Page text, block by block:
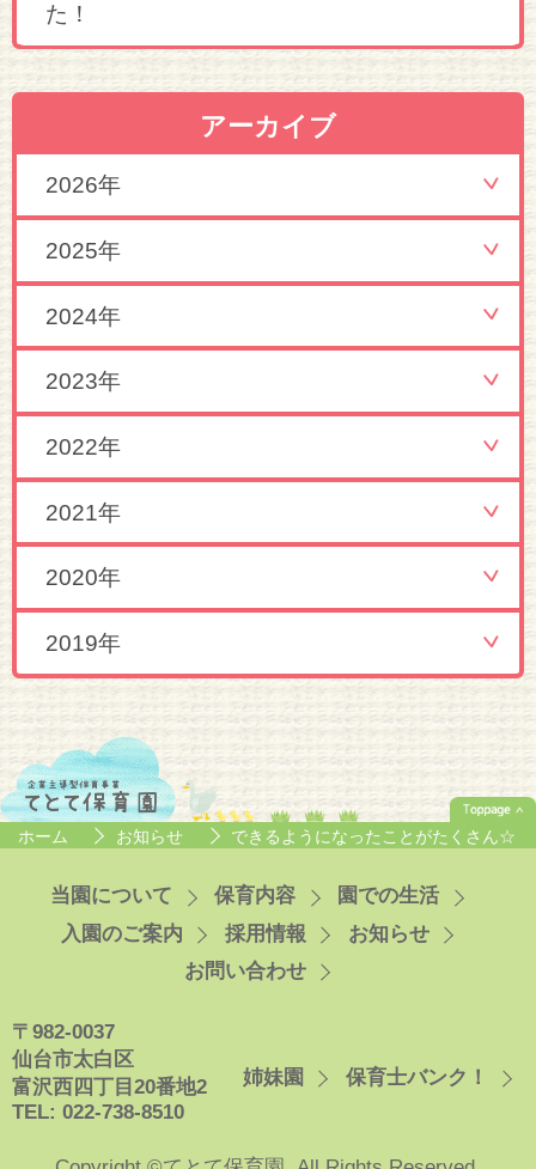
た！
アーカイブ
2026年
2025年
2024年
2023年
2022年
2021年
2020年
2019年
ホーム お知らせ できるようになったことがたくさん☆
当園について 保育内容
園での生活
入園のご案内
採用情報
お知らせ
お問い合わせ
〒982-0037
仙台市太白区
富沢西四丁目20番地2
TEL: 022-738-8510
姉妹園 保育士バンク！